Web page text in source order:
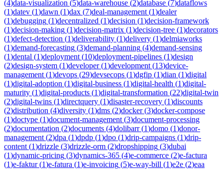
(4)data-visualization (5)data-warehouse (2)database (7)dataflows
(1)datev (1)dawn (1)dax (7)deal-management (1)dealer
(1)debugging (1)decentralized (1)decision (1)decision-framework
(1)decision-making (1)decision-matrix (1)decision-tree (1)decorators
(1)defect-detection (1)deliverability (1)delivery (1)delmiaworks
(1)demand-forecasting (3)demand-planning (4)demand-sensing
(1)dental (1)deployment (10)deployment-pipelines (1)design
(2)design-system (1)developer(1)development (13)device-
management (1)devops (29)devsecops (1)dgfip (1)dian (1)digital
(1)digital-adoption (1)digital-business (1)digital-health (1)digital-
maturity (1)digital-products (1)digital-transformation (22)digital-twin
(2)digital-twins (1)directquery (1)disaster-recovery (1)discounts
(2)distribution (4)diversity (1)dms (2)docker(3)docker-compose
(1)doctype (1)document-management (3)document-processing
(2)documentation (2)documents (4)dolibarr(1)domo (1)donor-
management (2)dpa (1)dpdp (1)dpo (1)drip-campaigns (1)drip-
content (1)drizzle (3)drizzle-orm (2)dropshipping (3)dubai
(1)dynamic-pricing (3)dynamics-365 (4)e-commerce (2)e-factura
(1)e-faktur(1)e-fatura (1)e-invoicing (5)e-way-bill (1)e2e (2)eaa